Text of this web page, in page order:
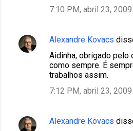
7:10 PM, abril 23, 2009
Alexandre Kovacs
Aidinha, obrigado pelo
como sempre. É
trabalhos assim.
7:12 PM, abril 23, 2009
Alexandre Kovacs